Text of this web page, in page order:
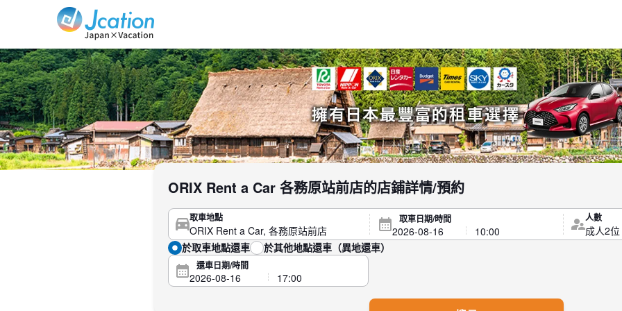
Jcation 以您想要的方式旅行。
ORIX Rent a Car 各務原站前店的店鋪詳情/預約
取車地點 取車日期/時間 人數
於取車地點還車 於其他地點還車（異地還車）
還車日期/時間